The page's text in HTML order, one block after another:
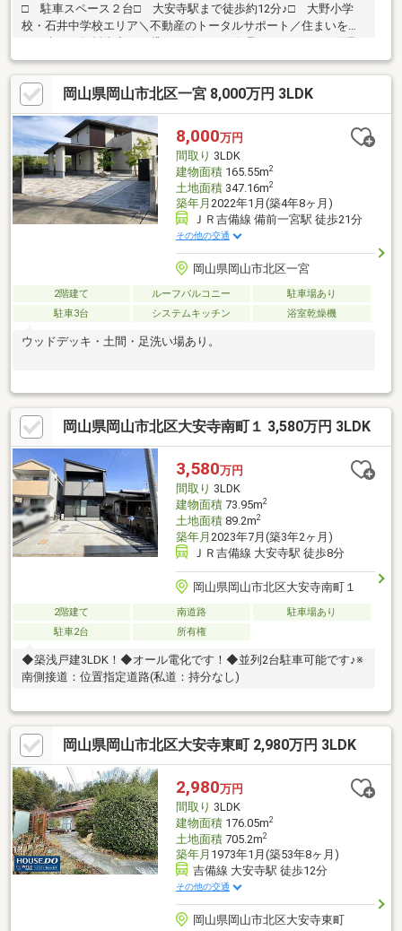
□ 駐車スペース２台□ 大安寺駅まで徒歩約12分♪□ 大野小学
校・石井中学校エリア＼不動産のトータルサポート／住まいを買
う、売る（無料査定）、貸す、借りる、管理、リフォーム、買取
り、リースバック、片付け、不動産投資（収益物件等）、資金・
融資提案、住み替えなども対応できます
♪───────────────────■□ ご見学可能です(^^)/ お問い
合わせはお早めに(^^)/ TEL:086-953-4920 物件詳細／下部にある
オレンジ色の【資料請求】ボタンをクリック
□■───────────────────
岡山県岡山市北区一宮 8,000万円 3LDK
8,000万円
間取り 3LDK
建物面積165.55m2
土地面積347.16m2
築年月 2022年1月(築4年8ヶ月)
ＪＲ吉備線 備前一宮駅 徒歩21分
その他の交通
岡山県岡山市北区一宮
2階建て ルーフバルコニー
駐車場あり
駐車3台
システムキッチン 浴室乾燥機
ウッドデッキ・土間・足洗い場あり。
岡山県岡山市北区大安寺南町１ 3,580万円 3LDK
3,580万円
間取り 3LDK
建物面積73.95m2
土地面積89.2m2
築年月 2023年7月(築3年2ヶ月)
ＪＲ吉備線 大安寺駅 徒歩8分
岡山県岡山市北区大安寺南町１
2階建て 南道路
駐車場あり
駐車2台
所有権
◆築浅戸建3LDK！◆オール電化です！◆並列2台駐車可能です♪※
南側接道：位置指定道路(私道：持分なし)
岡山県岡山市北区大安寺東町 2,980万円 3LDK
2,980万円
間取り 3LDK
建物面積176.05m2
土地面積705.2m2
築年月 1973年1月(築53年8ヶ月)
吉備線 大安寺駅 徒歩12分
その他の交通
岡山県岡山市北区大安寺東町